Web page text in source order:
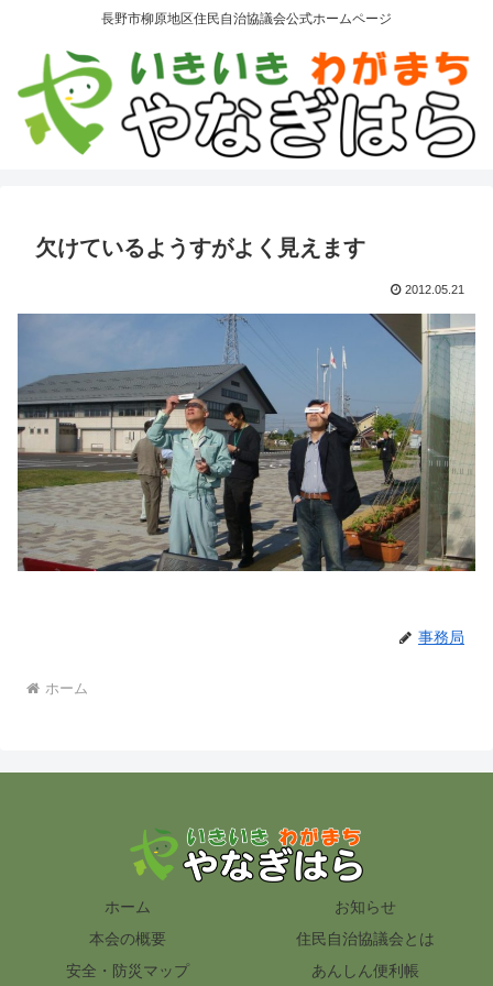
長野市柳原地区住民自治協議会公式ホームページ
欠けているようすがよく見えます
2012.05.21
事務局
ホーム
ホーム
お知らせ
本会の概要
住民自治協議会とは
安全・防災マップ
あんしん便利帳